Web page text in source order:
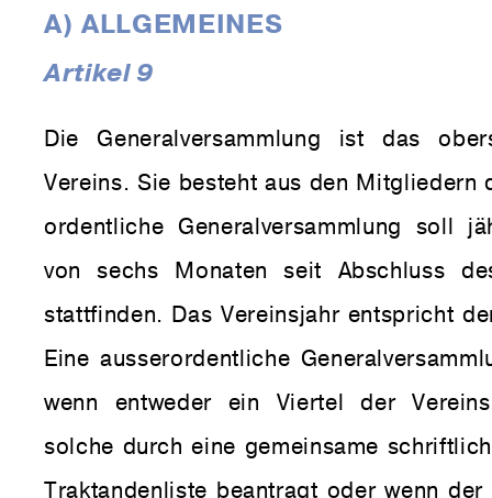
A) ALLGEMEINES
Artikel 9
Die Generalversammlung ist das
Vereins. Sie besteht aus den Mitgliedern
ordentliche Generalversammlung soll
von sechs Monaten seit Abschluss
stattfinden. Das Vereinsjahr entspricht
Eine ausserordentliche
wenn entweder ein Viertel der
solche durch eine gemeinsame
Traktandenliste beantragt oder wenn